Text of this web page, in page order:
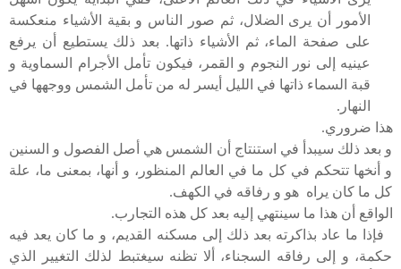
الأمور أن يرى الضلال، ثم صور الناس و بقية الأشياء منعكسة
على صفحة الماء، ثم الأشياء ذاتها. بعد ذلك يستطيع أن يرفع
عينيه إلى نور النجوم و القمر، فيكون تأمل الأجرام السماوية و
قبة السماء ذاتها في الليل أيسر له من تأمل الشمس ووجهها في
النهار.
هذا ضروري.
و بعد ذلك سيبدأ في استنتاج أن الشمس هي أصل الفصول و السنين
و أنخها تتحكم في كل ما في العالم المنظور، و أنها، بمعنى ما، علة
كل ما كان يراه هو و رفاقه في الكهف.
الواقع أن هذا ما سينتهي إليه بعد كل هذه التجارب.
فإذا ما عاد بذاكرته بعد ذلك إلى مسكنه القديم، و ما كان يعد فيه
حكمة، و إلى رفاقه السجناء، ألا تظنه سيغتبط لذلك التغيير الذي